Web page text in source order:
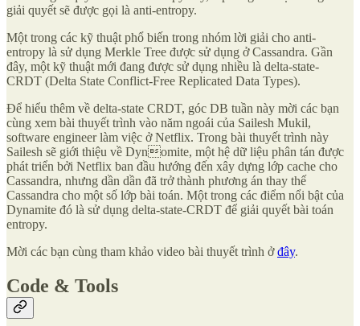
giải quyết sẽ được gọi là anti-entropy.
Một trong các kỹ thuật phổ biến trong nhóm lời giải cho anti-
entropy là sử dụng Merkle Tree được sử dụng ở Cassandra. Gần
đây, một kỹ thuật mới đang được sử dụng nhiều là delta-state-
CRDT (Delta State Conflict-Free Replicated Data Types).
Để hiểu thêm về delta-state CRDT, góc DB tuần này mời các bạn
cùng xem bài thuyết trình vào năm ngoái của Sailesh Mukil,
software engineer làm việc ở Netflix. Trong bài thuyết trình này
Sailesh sẽ giới thiệu về Dynomite, một hệ dữ liệu phân tán được
phát triển bởi Netflix ban đầu hướng đến xây dựng lớp cache cho
Cassandra, nhưng dần dần đã trở thành phương án thay thế
Cassandra cho một số lớp bài toán. Một trong các điểm nổi bật của
Dynamite đó là sử dụng delta-state-CRDT để giải quyết bài toán
entropy.
Mời các bạn cùng tham khảo video bài thuyết trình ởđây.
Code & Tools